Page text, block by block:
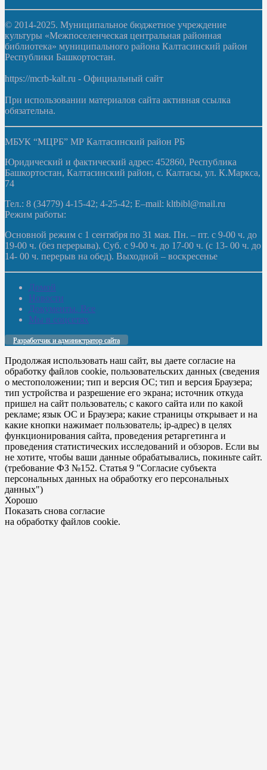
© 2014-2025. Муниципальное бюджетное учреждение
культуры «Межпоселенческая центральная районная
библиотека» муниципального района Калтасинский район
Республики Башкортостан.
https://mcrb-kalt.ru - Официальный сайт
При использовании материалов сайта активная ссылка
обязательна.
МБУК “МЦРБ” МР Калтасинский район РБ
Юридический и фактический адрес: 452860, Республика
Башкортостан, Калтасинский район, с. Калтасы, ул. К.Маркса,
74
Тел.: 8 (34779) 4-15-42; 4-25-42; E–mail: kltbibl@mail.ru
Режим работы:
Основной режим с 1 сентября по 31 мая. Пн. – пт. с 9-00 ч. до
19-00 ч. (без перерыва). Суб. с 9-00 ч. до 17-00 ч. (с 13- 00 ч. до
14- 00 ч. перерыв на обед). Выходной – воскресенье
Домой
Новости
Документы. Все
Мы в соцсетях
Разработчик и администратор сайта
Продолжая использовать наш сайт, вы даете согласие на
обработку файлов cookie, пользовательских данных (сведения
о местоположении; тип и версия ОС; тип и версия Браузера;
тип устройства и разрешение его экрана; источник откуда
пришел на сайт пользователь; с какого сайта или по какой
рекламе; язык ОС и Браузера; какие страницы открывает и на
какие кнопки нажимает пользователь; ip-адрес) в целях
функционирования сайта, проведения ретаргетинга и
проведения статистических исследований и обзоров. Если вы
не хотите, чтобы ваши данные обрабатывались, покиньте сайт.
(требование ФЗ №152. Статья 9 "Согласие субъекта
персональных данных на обработку его персональных
данных")
Хорошо
Показать снова согласие
на обработку файлов cookie.